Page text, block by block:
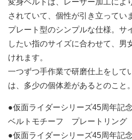
されていて、個性が引き立ってい
プレート型のシンプルな仕様。サ
したい指のサイズに合わせて、男
けれます。
一つずつ手作業で研磨仕上をして
は、多少の個体差があるとのこと。
●仮面ライダーシリーズ45周年記念
ベルトモチーフ プレートリング
●仮面ライダーシリーズ45周年